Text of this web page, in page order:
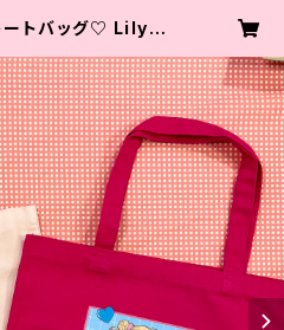
ートバッグ♡ Lily &
カフェneu。